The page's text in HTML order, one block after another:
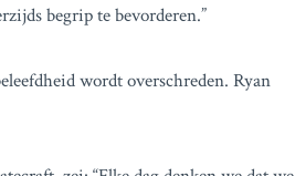
begrip te bevorderen.”
wordt overschreden. Ryan